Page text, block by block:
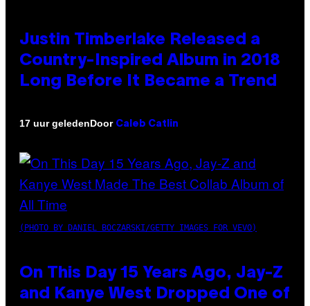
Justin Timberlake Released a
Country-Inspired Album in 2018
Long Before It Became a Trend
17 uur geledenDoor Caleb Catlin
(PHOTO BY DANIEL BOCZARSKI/GETTY IMAGES FOR VEVO)
On This Day 15 Years Ago, Jay-Z
and Kanye West Dropped One of